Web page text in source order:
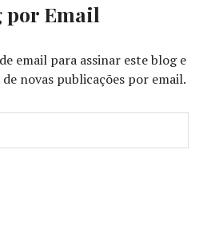
por Email
email para assinar este blog e
novas publicações por email.